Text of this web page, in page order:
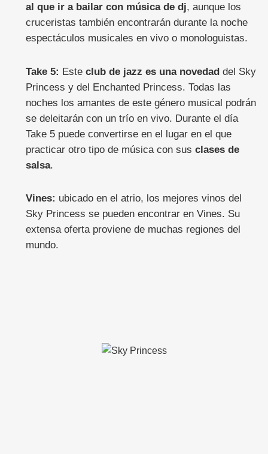
al que ir a bailar con música de dj, aunque los
cruceristas también encontrarán durante la noche
espectáculos musicales en vivo o monologuistas.
Take 5: Este club de jazz es una novedad del Sky
Princess y del Enchanted Princess. Todas las
noches los amantes de este género musical podrán
se deleitarán con un trío en vivo. Durante el día
Take 5 puede convertirse en el lugar en el que
practicar otro tipo de música con sus clases de
salsa.
Vines: ubicado en el atrio, los mejores vinos del
Sky Princess se pueden encontrar en Vines. Su
extensa oferta proviene de muchas regiones del
mundo.